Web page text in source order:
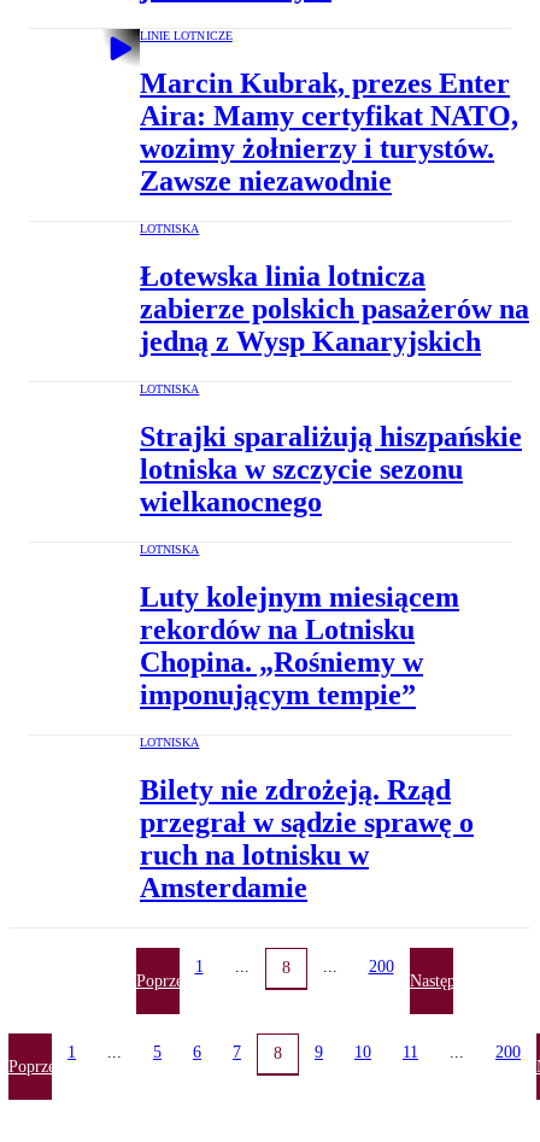
LINIE LOTNICZE
Marcin Kubrak, prezes Enter
Aira: Mamy certyfikat NATO,
wozimy żołnierzy i turystów.
Zawsze niezawodnie
LOTNISKA
Łotewska linia lotnicza
zabierze polskich pasażerów na
jedną z Wysp Kanaryjskich
LOTNISKA
Strajki sparaliżują hiszpańskie
lotniska w szczycie sezonu
wielkanocnego
LOTNISKA
Luty kolejnym miesiącem
rekordów na Lotnisku
Chopina. „Rośniemy w
imponującym tempie”
LOTNISKA
Bilety nie zdrożeją. Rząd
przegrał w sądzie sprawę o
ruch na lotnisku w
Amsterdamie
Poprzednia
1 ... 8 ... 200
Następna
Poprzednia
1 ... 5 6 7 8 9 10 11 ... 200